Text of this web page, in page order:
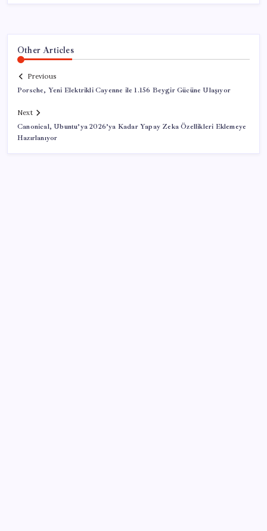
Other Articles
Previous
Porsche, Yeni Elektrikli Cayenne ile 1.156 Beygir Gücüne Ulaşıyor
Next
Canonical, Ubuntu’ya 2026’ya Kadar Yapay Zeka Özellikleri Eklemeye
Hazırlanıyor